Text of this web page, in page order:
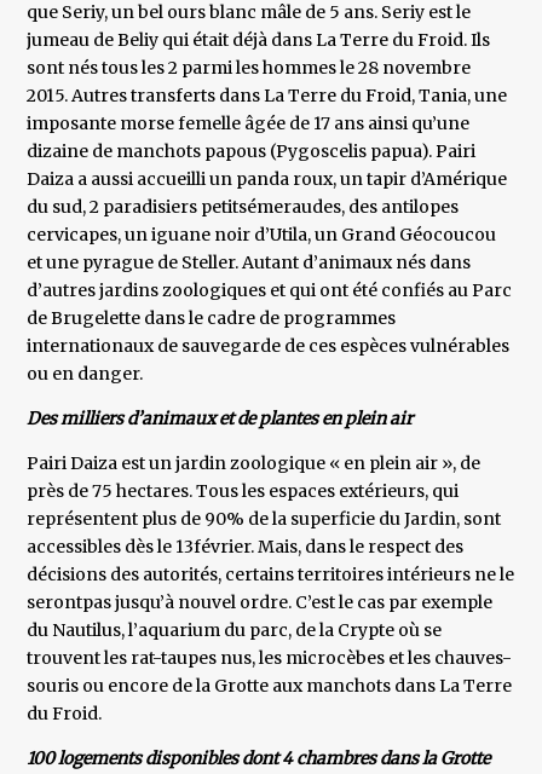
que Seriy, un bel ours blanc mâle de 5 ans. Seriy est le
jumeau de Beliy qui était déjà dans La Terre du Froid. Ils
sont nés tous les 2 parmi les hommes le 28 novembre
2015. Autres transferts dans La Terre du Froid, Tania, une
imposante morse femelle âgée de 17 ans ainsi qu’une
dizaine de manchots papous (Pygoscelis papua). Pairi
Daiza a aussi accueilli un panda roux, un tapir d’Amérique
du sud, 2 paradisiers petitsémeraudes, des antilopes
cervicapes, un iguane noir d’Utila, un Grand Géocoucou
et une pyrague de Steller. Autant d’animaux nés dans
d’autres jardins zoologiques et qui ont été confiés au Parc
de Brugelette dans le cadre de programmes
internationaux de sauvegarde de ces espèces vulnérables
ou en danger.
Des milliers d’animaux et de plantes en plein air
Pairi Daiza est un jardin zoologique « en plein air », de
près de 75 hectares. Tous les espaces extérieurs, qui
représentent plus de 90% de la superficie du Jardin, sont
accessibles dès le 13février. Mais, dans le respect des
décisions des autorités, certains territoires intérieurs ne le
serontpas jusqu’à nouvel ordre. C’est le cas par exemple
du Nautilus, l’aquarium du parc, de la Crypte où se
trouvent les rat-taupes nus, les microcèbes et les chauves-
souris ou encore de la Grotte aux manchots dans La Terre
du Froid.
100 logements disponibles dont 4 chambres dans la Grotte